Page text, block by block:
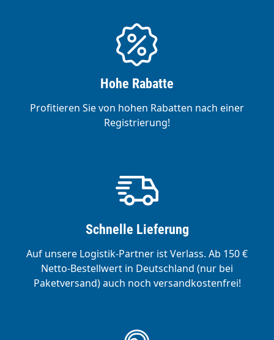
Hohe Rabatte
Profitieren Sie von hohen Rabatten nach einer
Registrierung!
Schnelle Lieferung
Auf unsere Logistik-Partner ist Verlass. Ab 150 €
Netto-Bestellwert in Deutschland (nur bei
Paketversand) auch noch versandkostenfrei!